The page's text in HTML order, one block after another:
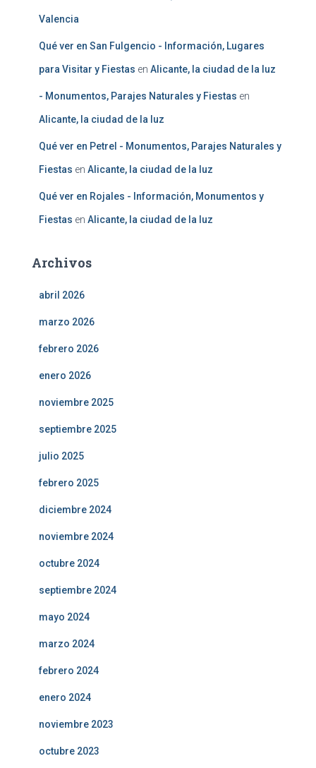
Valencia
Qué ver en San Fulgencio - Información, Lugares
para Visitar y Fiestas en Alicante, la ciudad de la luz
- Monumentos, Parajes Naturales y Fiestas en
Alicante, la ciudad de la luz
Qué ver en Petrel - Monumentos, Parajes Naturales y
Fiestas en Alicante, la ciudad de la luz
Qué ver en Rojales - Información, Monumentos y
Fiestas en Alicante, la ciudad de la luz
Archivos
abril 2026
marzo 2026
febrero 2026
enero 2026
noviembre 2025
septiembre 2025
julio 2025
febrero 2025
diciembre 2024
noviembre 2024
octubre 2024
septiembre 2024
mayo 2024
marzo 2024
febrero 2024
enero 2024
noviembre 2023
octubre 2023